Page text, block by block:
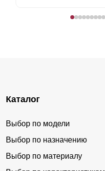
Каталог
Выбор по модели
Выбор по назначению
Выбор по материалу